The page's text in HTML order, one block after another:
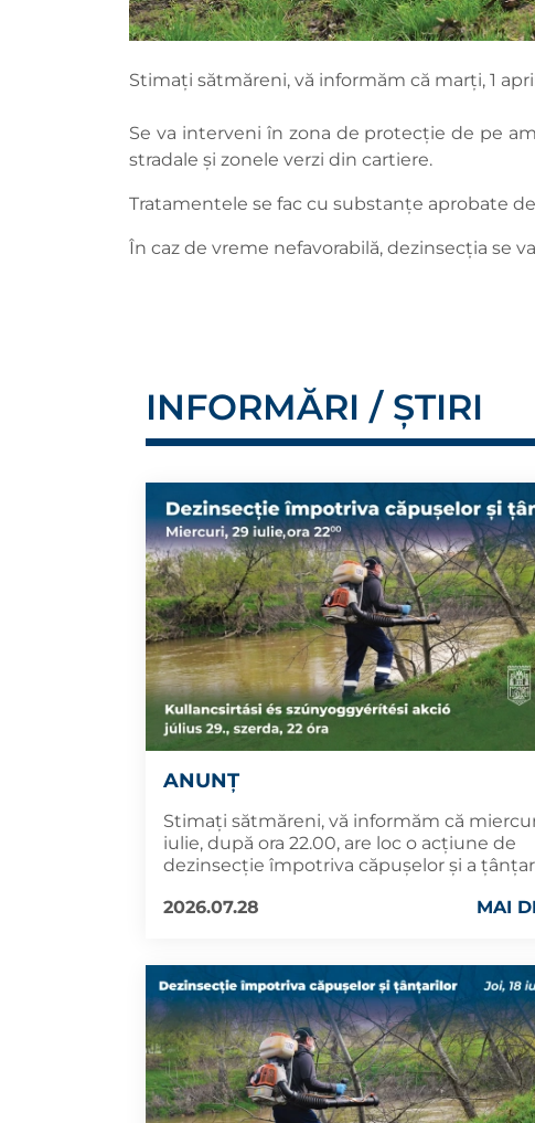
Stimați sătmăreni, vă informăm că marți, 1
Se va interveni în zona de protecție de pe
stradale și zonele verzi din cartiere.
Tratamentele se fac cu substanțe aprobate
În caz de vreme nefavorabilă, dezinsecția se
INFORMĂRI / ȘTIRI
ANUNȚ
Stimați sătmăreni, vă informăm că
iulie, după ora 22.00, are loc o acțiune de
dezinsecție împotriva căpușelor și a
2026.07.28
MAI